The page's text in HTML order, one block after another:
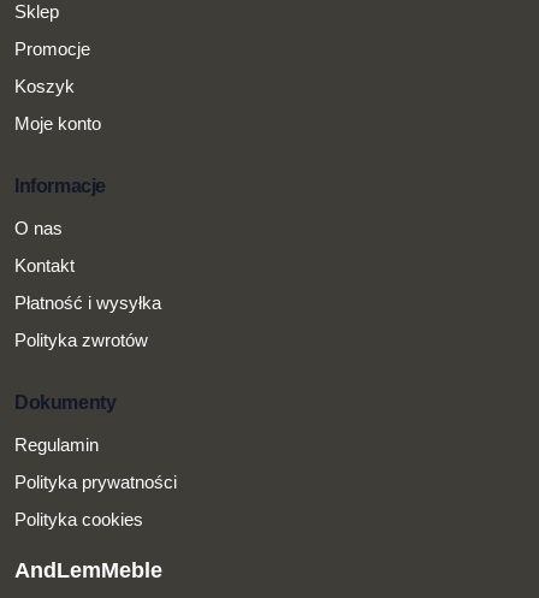
Sklep
Promocje
Koszyk
Moje konto
Informacje
O nas
Kontakt
Płatność i wysyłka
Polityka zwrotów
Dokumenty
Regulamin
Polityka prywatności
Polityka cookies
AndLemMeble